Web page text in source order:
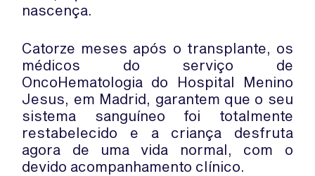
nascença.
Catorze meses após o transplante, os
médicos do serviço de
OncoHematologia do Hospital Menino
Jesus, em Madrid, garantem que o seu
sistema sanguíneo foi totalmente
restabelecido e a criança desfruta
agora de uma vida normal, com o
devido acompanhamento clínico.